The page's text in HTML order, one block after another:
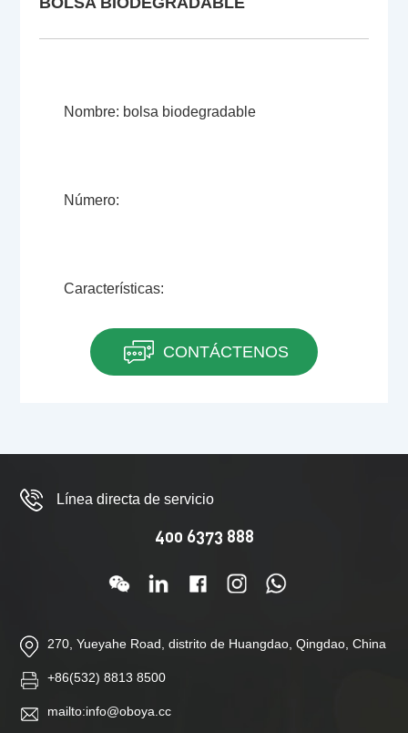
Nombre: bolsa biodegradable
Número:
Características:
CONTÁCTENOS
Línea directa de servicio
270, Yueyahe Road, distrito de Huangdao, Qingdao, China
+86(532) 8813 8500
mailto:info@oboya.cc
400 6373 888